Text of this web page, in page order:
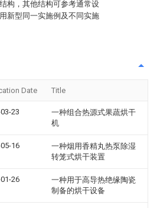
构，其他结构可参考通常设
新型同一实施例及不同实施
Date Title
23
一种组合热源式果蔬烘干
机
16
一种烟用香精丸热泵除湿
转笼式烘干装置
26
一种用于高导热绝缘陶瓷
制备的烘干设备